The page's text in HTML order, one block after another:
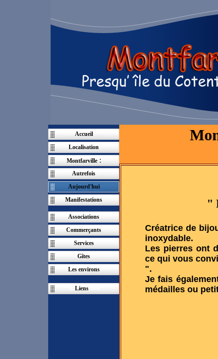
Accueil
Localisation
Montfarville:
Autrefois
Aujourd'hui
Manifestations
Associations
Commerçants
Services
Gîtes
Les environs
Lienscueil
"
Créatrice de
inoxydable.
Les pierres ont
ce qui vous
".
Je fais
médailles ou